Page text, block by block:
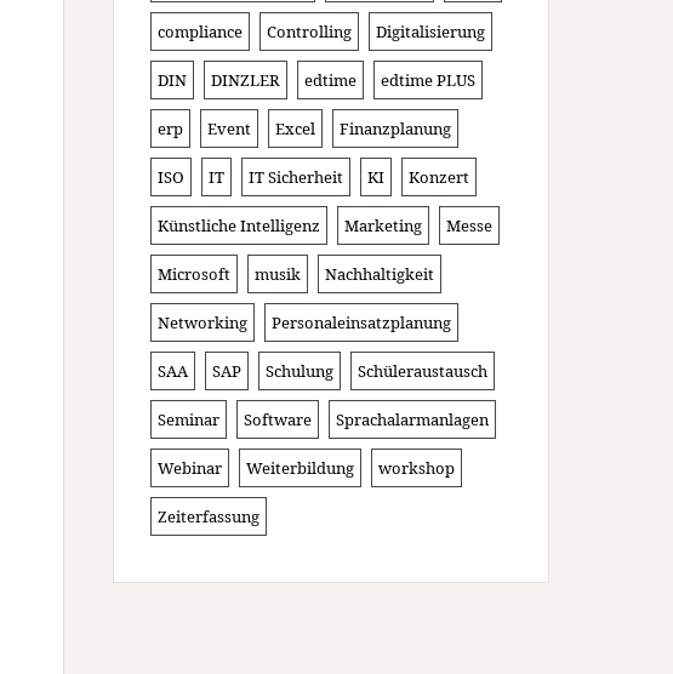
compliance Controlling Digitalisierung
DIN DINZLER edtime edtime PLUS
erp Event Excel Finanzplanung
ISO IT IT Sicherheit KI Konzert
Künstliche Intelligenz Marketing Messe
Microsoft musik Nachhaltigkeit
Networking Personaleinsatzplanung
SAA SAP Schulung Schüleraustausch
Seminar Software Sprachalarmanlagen
Webinar Weiterbildung workshop
Zeiterfassung